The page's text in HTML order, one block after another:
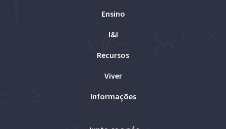
Ensino
I&I
Recursos
Viver
Informações